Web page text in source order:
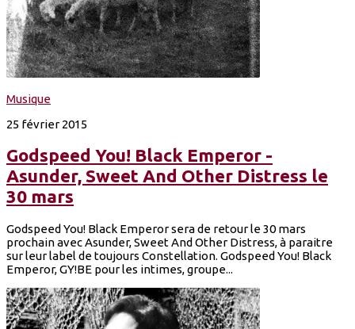
Musique
25 février 2015
Godspeed You! Black Emperor -
Asunder, Sweet And Other Distress le
30 mars
Godspeed You! Black Emperor sera de retour le 30 mars
prochain avec Asunder, Sweet And Other Distress, à paraitre
sur leur label de toujours Constellation. Godspeed You! Black
Emperor, GY!BE pour les intimes, groupe...